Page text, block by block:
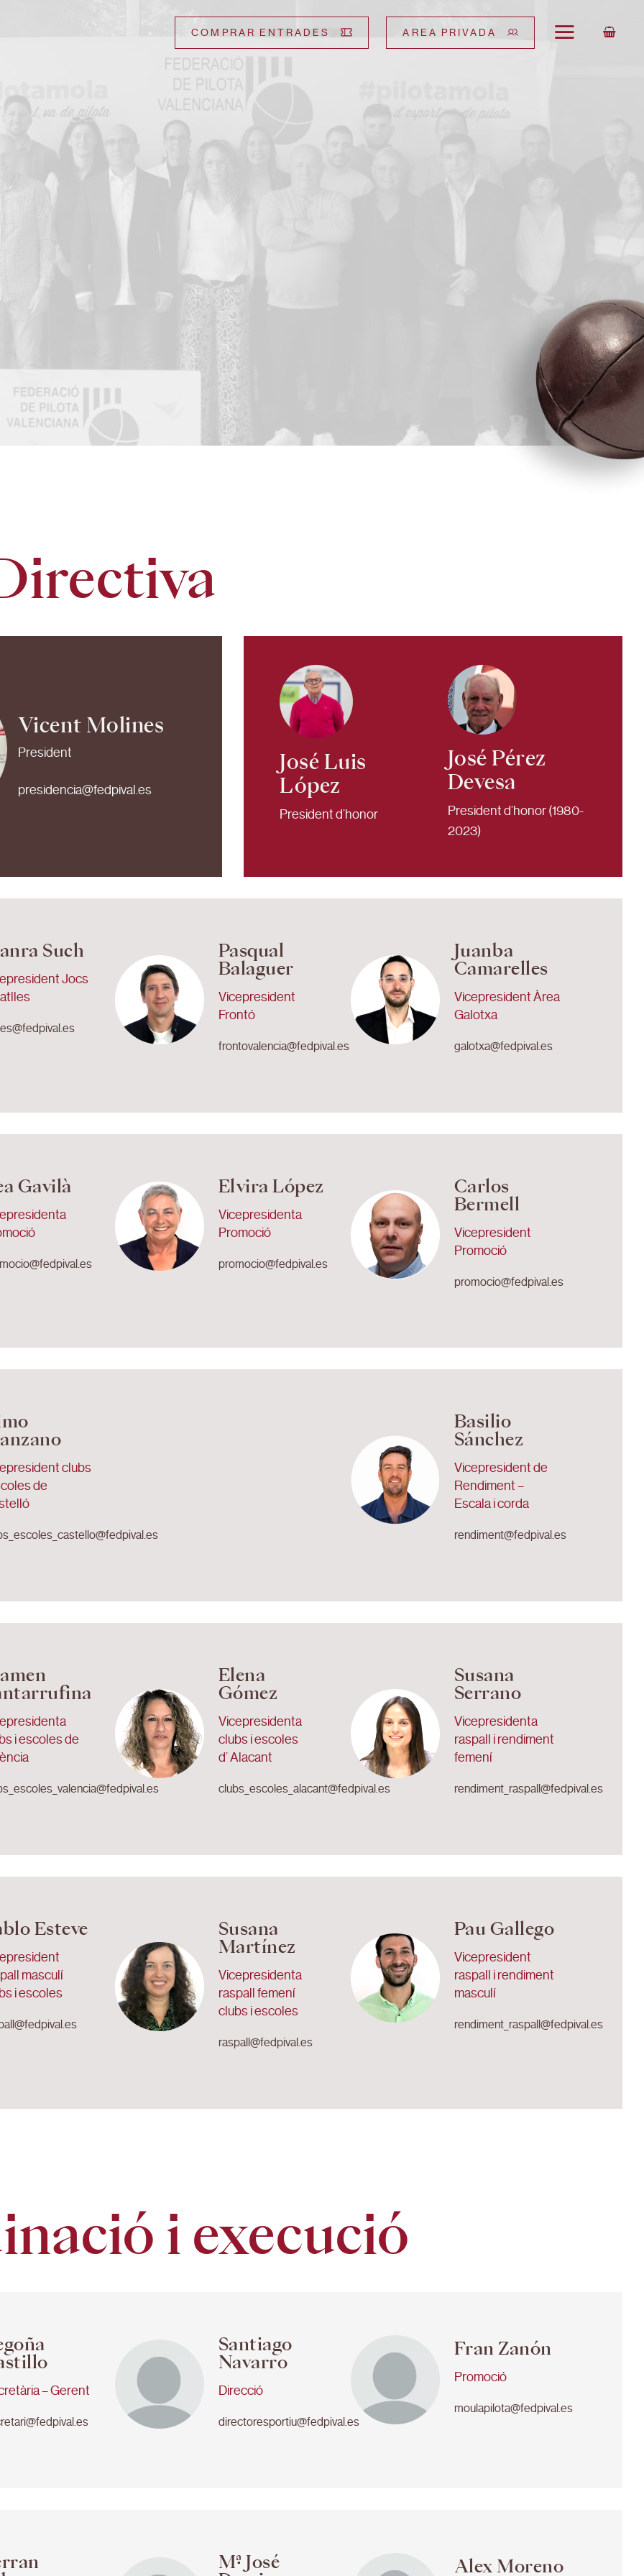
COMPRAR ENTRADES AREA PRIVADA
Vicent Molines
President
presidencia@fedpival.es
José Luis
López
President d’honor
José Pérez
Devesa
President d’honor (1980-
2023)
Such
Jocs
Pasqual
Balaguer
Vicepresident
Frontó
frontovalencia@fedpival.es
Juanba
Camarelles
Vicepresident Àrea
Galotxa
galotxa@fedpival.es
Gavilà Elvira López
Vicepresidenta
Promoció
promocio@fedpival.es
Carlos
Bermell
Vicepresident
Promoció
promocio@fedpival.es
clubs
de
Basilio
Sánchez
Vicepresident de
Rendiment –
Escala i corda
rendiment@fedpival.es
i escoles de
Elena
Gómez
Vicepresidenta
clubs i escoles
d’ Alacant
clubs_escoles_alacant@fedpival.es
Susana
Serrano
Vicepresidenta
raspall i rendiment
femení
rendiment_raspall@fedpival.es
Esteve
masculí
i escoles
Susana
Martínez
Vicepresidenta
raspall femení
clubs i escoles
raspall@fedpival.es
Pau Gallego
Vicepresident
raspall i rendiment
masculí
rendiment_raspall@fedpival.es
i execució
– Gerent
Santiago
Navarro
Direcció
directoresportiu@fedpival.es
Fran Zanón
Promoció
moulapilota@fedpival.es
Mª José
Alex Moreno